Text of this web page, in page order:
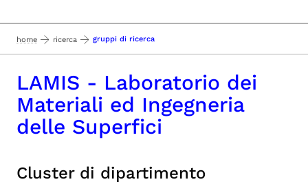
home ricerca gruppi di ricerca
LAMIS - Laboratorio dei
Materiali ed Ingegneria
delle Superfici
Cluster di dipartimento